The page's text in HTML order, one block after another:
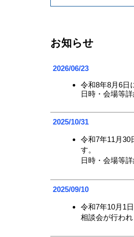
お知らせ
2026/06/23
令和8年8月6日
日時・会場等
2025/10/31
令和7年11月30
す。
日時・会場等
2025/09/10
令和7年10月1
相談会が行わ